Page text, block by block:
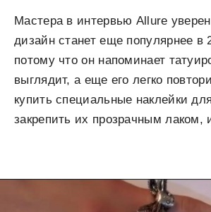
Мастера в интервью Allure
дизайн станет еще популярнее в
потому что он напоминает
выглядит, а еще его легко
купить специальные наклейки
закрепить их прозрачным лаком,